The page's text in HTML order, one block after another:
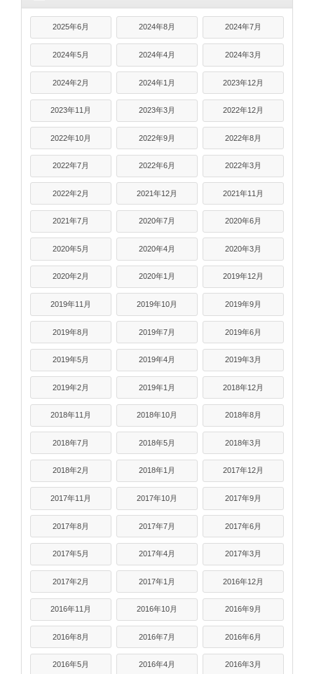
2025年6月 2024年8月 2024年7月
2024年5月 2024年4月 2024年3月
2024年2月 2024年1月 2023年12月
2023年11月 2023年3月 2022年12月
2022年10月 2022年9月 2022年8月
2022年7月 2022年6月 2022年3月
2022年2月 2021年12月 2021年11月
2021年7月 2020年7月 2020年6月
2020年5月 2020年4月 2020年3月
2020年2月 2020年1月 2019年12月
2019年11月 2019年10月 2019年9月
2019年8月 2019年7月 2019年6月
2019年5月 2019年4月 2019年3月
2019年2月 2019年1月 2018年12月
2018年11月 2018年10月 2018年8月
2018年7月 2018年5月 2018年3月
2018年2月 2018年1月 2017年12月
2017年11月 2017年10月 2017年9月
2017年8月 2017年7月 2017年6月
2017年5月 2017年4月 2017年3月
2017年2月 2017年1月 2016年12月
2016年11月 2016年10月 2016年9月
2016年8月 2016年7月 2016年6月
2016年5月 2016年4月 2016年3月